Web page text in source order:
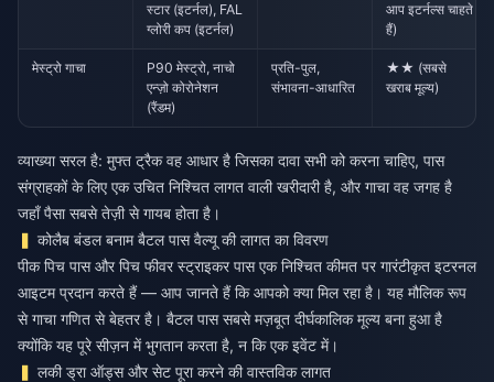
स्टार (इटर्नल), FAL
ग्लोरी कप (इटर्नल)
आप इटर्नल्स चाहते
हैं)
मेस्ट्रो गाचा
P90 मेस्ट्रो, नाचो
एन्ज़ो कोरोनेशन
(रैंडम)
प्रति-पुल,
संभावना-आधारित
★★ (सबसे
खराब मूल्य)
व्याख्या सरल है: मुफ्त ट्रैक वह आधार है जिसका दावा सभी को करना चाहिए, पास
संग्राहकों के लिए एक उचित निश्चित लागत वाली खरीदारी है, और गाचा वह जगह है
जहाँ पैसा सबसे तेज़ी से गायब होता है।
कोलैब बंडल बनाम बैटल पास वैल्यू की लागत का विवरण
पीक पिच पास और पिच फीवर स्ट्राइकर पास एक निश्चित कीमत पर गारंटीकृत इटरनल
आइटम प्रदान करते हैं — आप जानते हैं कि आपको क्या मिल रहा है। यह मौलिक रूप
से गाचा गणित से बेहतर है। बैटल पास सबसे मज़बूत दीर्घकालिक मूल्य बना हुआ है
क्योंकि यह पूरे सीज़न में भुगतान करता है, न कि एक इवेंट में।
लकी ड्रा ऑड्स और सेट पूरा करने की वास्तविक लागत